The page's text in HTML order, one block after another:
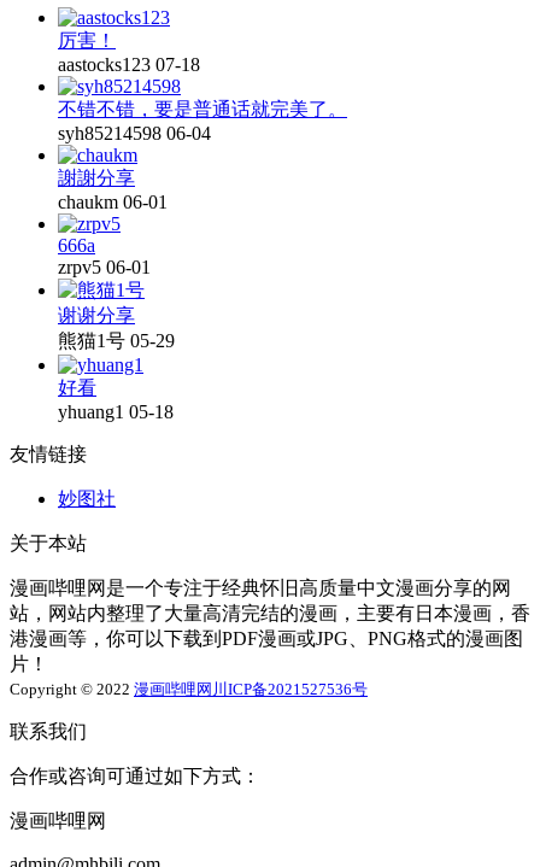
厉害！
aastocks123 07-18
不错不错，要是普通话就完美了。
syh85214598 06-04
謝謝分享
chaukm 06-01
666a
zrpv5 06-01
谢谢分享
熊猫1号 05-29
好看
yhuang1 05-18
友情链接
妙图社
关于本站
漫画哔哩网是一个专注于经典怀旧高质量中文漫画分享的网
站，网站内整理了大量高清完结的漫画，主要有日本漫画，香
港漫画等，你可以下载到PDF漫画或JPG、PNG格式的漫画图
片！
Copyright © 2022 漫画哔哩网 川ICP备2021527536号
联系我们
合作或咨询可通过如下方式：
漫画哔哩网